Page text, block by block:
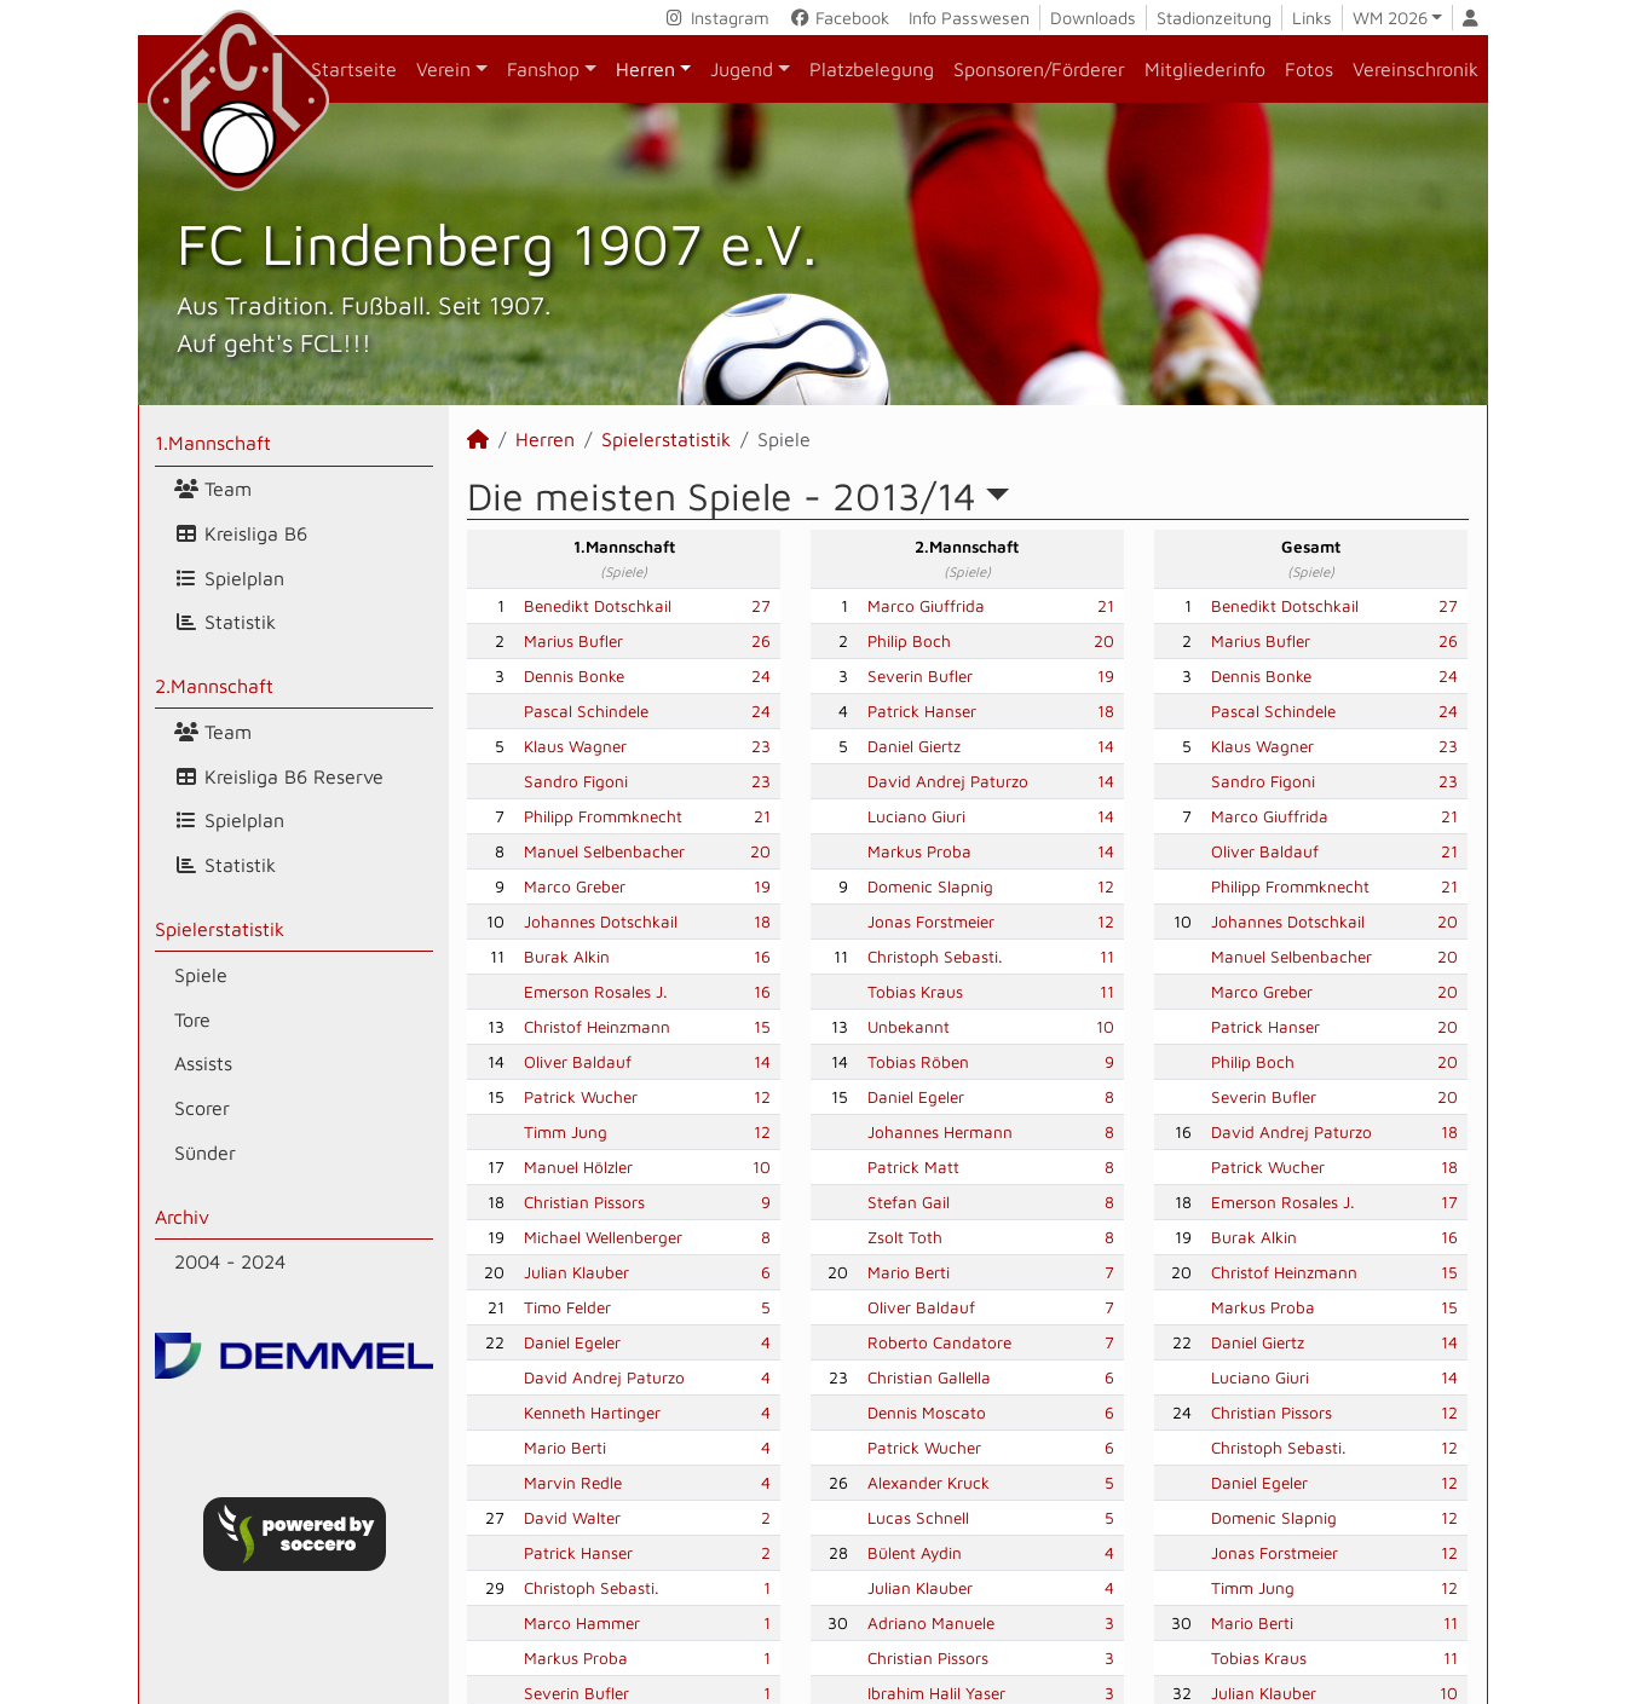
Instagram Facebook Info Passwesen Downloads Stadionzeitung Links WM 2026
Startseite Verein Fanshop Herren Jugend Platzbelegung Sponsoren/Förderer Mitgliederinfo Fotos Vereinschronik
FC Lindenberg 1907 e.V.
Aus Tradition. Fußball. Seit 1907.
Auf geht's FCL!!!
1.Mannschaft
Team
Kreisliga B6
Spielplan
Statistik
2.Mannschaft
Team
Kreisliga B6 Reserve
Spielplan
Statistik
Spielerstatistik
Spiele
Tore
Assists
Scorer
Sünder
Archiv
2004 - 2024
Herren Spielerstatistik Spiele
Die meisten Spiele - 2013/14
1.Mannschaft
(Spiele)
1 Benedikt Dotschkail
27
2
Marius Bufler
26
3
Dennis Bonke
24
Pascal Schindele
24
5
Klaus Wagner
23
Sandro Figoni
23
7
Philipp Frommknecht
21
8
Manuel Selbenbacher
20
9
Marco Greber
19
10
Johannes Dotschkail
18
11
Burak Alkin
16
Emerson Rosales J.
16
13
Christof Heinzmann
15
14
Oliver Baldauf
14
15
Patrick Wucher
12
Timm Jung
12
17
Manuel Hölzler
10
18
Christian Pissors
9
19
Michael Wellenberger
8
20
Julian Klauber
6
21
Timo Felder
5
22
Daniel Egeler
4
David Andrej Paturzo
4
Kenneth Hartinger
4
Mario Berti
4
Marvin Redle
4
27
David Walter
2
Patrick Hanser
2
29
Christoph Sebasti.
1
Marco Hammer
1
Markus Proba
1
Severin Bufler
1
2.Mannschaft
(Spiele)
1 Marco Giuffrida
21
2
Philip Boch
20
3
Severin Bufler
19
4
Patrick Hanser
18
5
Daniel Giertz
14
David Andrej Paturzo
14
Luciano Giuri
14
Markus Proba
14
9
Domenic Slapnig
12
Jonas Forstmeier
12
11
Christoph Sebasti.
11
Tobias Kraus
11
13
Unbekannt
10
14
Tobias Röben
9
15
Daniel Egeler
8
Johannes Hermann
8
Patrick Matt
8
Stefan Gail
8
Zsolt Toth
8
20
Mario Berti
7
Oliver Baldauf
7
Roberto Candatore
7
23
Christian Gallella
6
Dennis Moscato
6
Patrick Wucher
6
26
Alexander Kruck
5
Lucas Schnell
5
28
Bülent Aydin
4
Julian Klauber
4
30
Adriano Manuele
3
Christian Pissors
3
Ibrahim Halil Yaser
3
Gesamt
(Spiele)
1 Benedikt Dotschkail
27
2
Marius Bufler
26
3
Dennis Bonke
24
Pascal Schindele
24
5
Klaus Wagner
23
Sandro Figoni
23
7
Marco Giuffrida
21
Oliver Baldauf
21
Philipp Frommknecht
21
10
Johannes Dotschkail
20
Manuel Selbenbacher
20
Marco Greber
20
Patrick Hanser
20
Philip Boch
20
Severin Bufler
20
16
David Andrej Paturzo
18
Patrick Wucher
18
18
Emerson Rosales J.
17
19
Burak Alkin
16
20
Christof Heinzmann
15
Markus Proba
15
22
Daniel Giertz
14
Luciano Giuri
14
24
Christian Pissors
12
Christoph Sebasti.
12
Daniel Egeler
12
Domenic Slapnig
12
Jonas Forstmeier
12
Timm Jung
12
30
Mario Berti
11
Tobias Kraus
11
32
Julian Klauber
10